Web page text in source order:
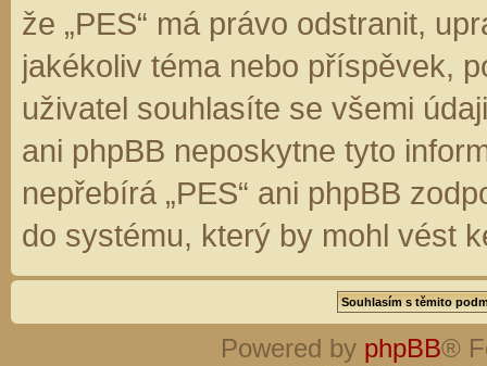
že „PES“ má právo odstranit,
jakékoliv téma nebo příspěvek,
uživatel souhlasíte se všemi
ani phpBB neposkytne tyto
nepřebírá „PES“ ani phpBB
do systému, který by mohl vést
Powered by phpBB®